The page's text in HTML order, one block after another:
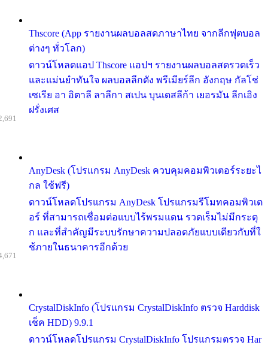
Thscore (App รายงานผลบอลสดภาษาไทย จากลีกฟุตบอล
ต่างๆ ทั่วโลก)
ดาวน์โหลดแอป Thscore แอปฯ รายงานผลบอลสดรวดเร็ว
และแม่นยำทันใจ ผลบอลลีกดัง พรีเมียร์ลีก อังกฤษ กัลโช่
เซเรีย อา อิตาลี ลาลีกา สเปน บุนเดสลีก้า เยอรมัน ลีกเอิง
ฝรั่งเศส
AnyDesk (โปรแกรม AnyDesk ควบคุมคอมพิวเตอร์ระยะไ
กล ใช้ฟรี)
ดาวน์โหลดโปรแกรม AnyDesk โปรแกรมรีโมทคอมพิวเต
อร์ ที่สามารถเชื่อมต่อแบบไร้พรมแดน รวดเร็มไม่มีกระตุ
ก และที่สำคัญมีระบบรักษาความปลอดภัยแบบเดียวกับที่ใ
ช้ภายในธนาคารอีกด้วย
CrystalDiskInfo (โปรแกรม CrystalDiskInfo ตรวจ Harddisk
เช็ค HDD) 9.9.1
ดาวน์โหลดโปรแกรม CrystalDiskInfo โปรแกรมตรวจ Har